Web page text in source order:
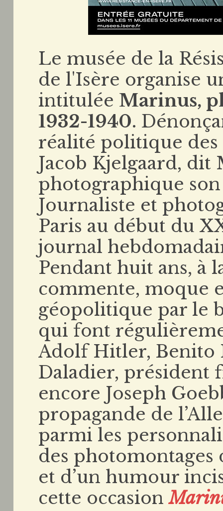
Le musée de la
de l'Isère organise
intitulée Marinus,
1932-1940.
réalité politique des
Jacob Kjelgaard,
photographique
Journaliste et
Paris au début du
journal
Pendant huit ans, à
commente, moque
géopolitique par le
qui font
Adolf Hitler, Benito
Daladier, président
encore Joseph
propagande de
parmi les
des
et d’un humour
cette occasion